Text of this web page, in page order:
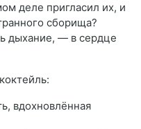
деле пригласил их, и
сборища?
дыхание, — в сердце
вдохновлённая